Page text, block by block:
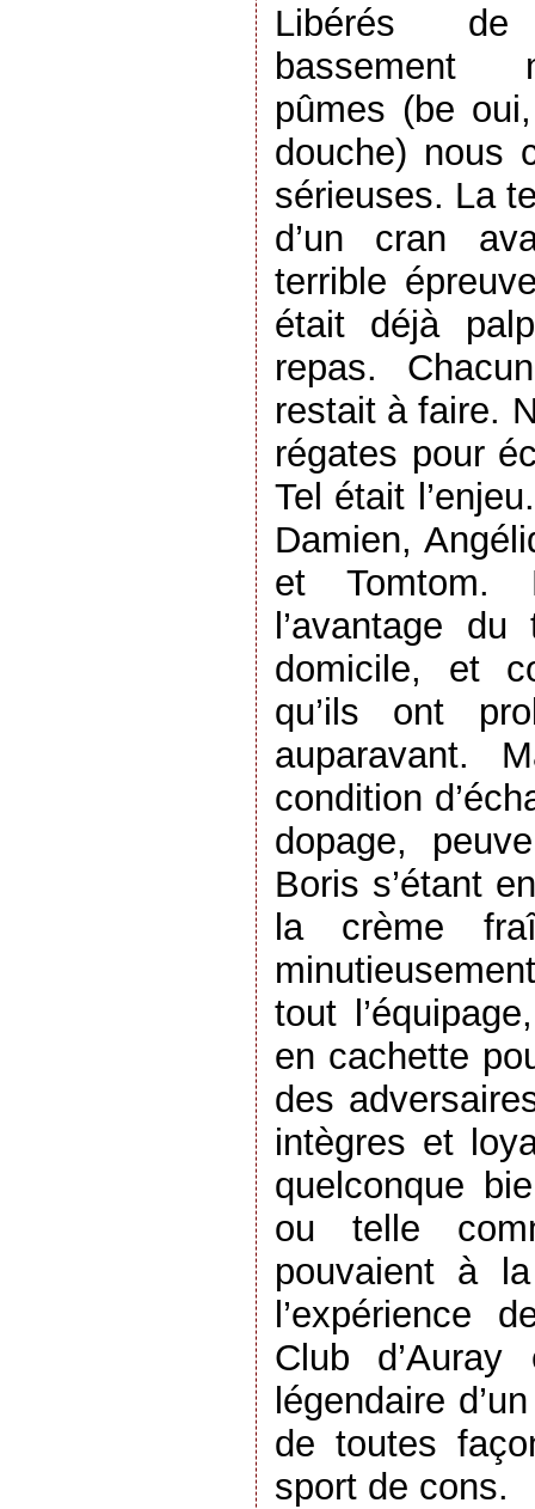
Libérés
bassement
pûmes (be
douche) nous
sérieuses. La
d’un cran
terrible
était déjà
repas.
restait à faire.
régates pour
Tel était
Damien,
et Tomtom.
l’avantage
domicile, et
qu’ils ont
auparavant.
condition
dopage,
Boris s’étant
la crème
tout
en cachette
des
intègres et
quelconque
ou telle
pouvaient à
l’expérience
Club
légendaire
de toutes
sport de cons.